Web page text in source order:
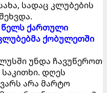
სადაც კლუბების
წელს ქართული
ქობულეთში
უნდა ჩავუწეროთ
დღეს
არა მარტო